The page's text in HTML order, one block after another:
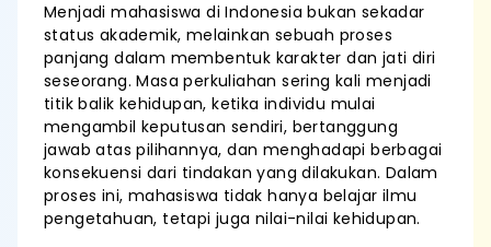
Menjadi mahasiswa di Indonesia bukan sekadar
status akademik, melainkan sebuah proses
panjang dalam membentuk karakter dan jati diri
seseorang. Masa perkuliahan sering kali menjadi
titik balik kehidupan, ketika individu mulai
mengambil keputusan sendiri, bertanggung
jawab atas pilihannya, dan menghadapi berbagai
konsekuensi dari tindakan yang dilakukan. Dalam
proses ini, mahasiswa tidak hanya belajar ilmu
pengetahuan, tetapi juga nilai-nilai kehidupan.